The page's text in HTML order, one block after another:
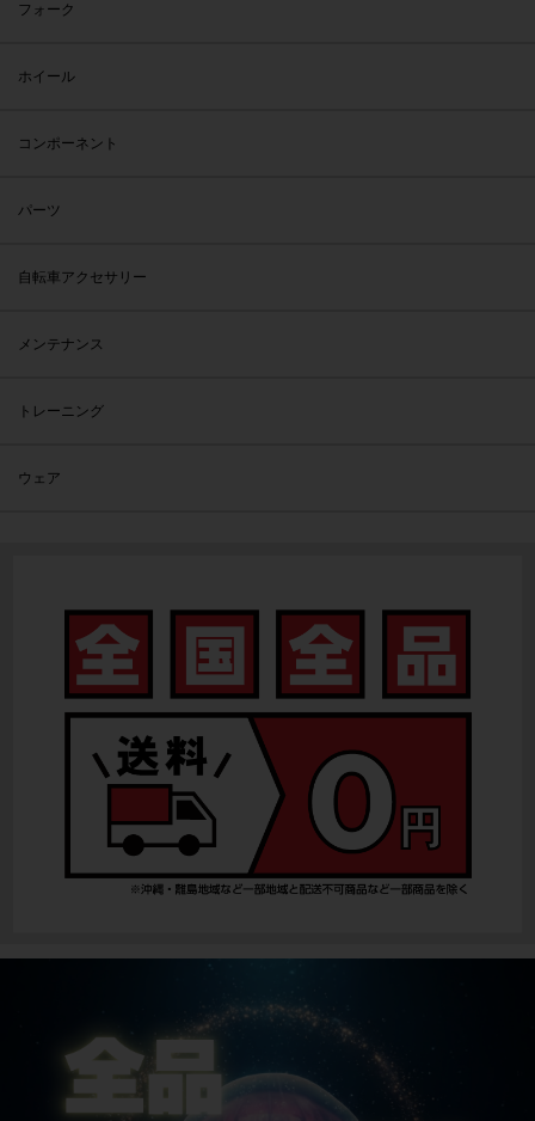
フォーク
ホイール
コンポーネント
パーツ
自転車アクセサリー
メンテナンス
トレーニング
ウェア